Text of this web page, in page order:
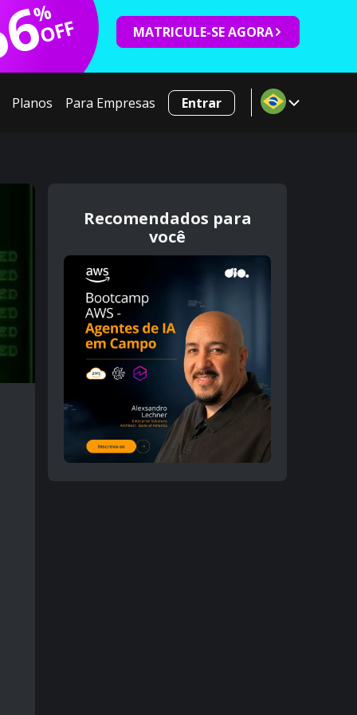
%
OFF MATRICULE-SE AGORA
Planos Para Empresas Entrar
Recomendados para
você